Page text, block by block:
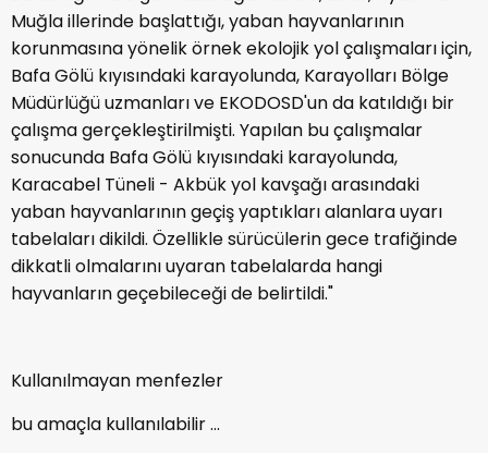
Muğla illerinde başlattığı, yaban hayvanlarının
korunmasına yönelik örnek ekolojik yol çalışmaları için,
Bafa Gölü kıyısındaki karayolunda, Karayolları Bölge
Müdürlüğü uzmanları ve EKODOSD'un da katıldığı bir
çalışma gerçekleştirilmişti. Yapılan bu çalışmalar
sonucunda Bafa Gölü kıyısındaki karayolunda,
Karacabel Tüneli - Akbük yol kavşağı arasındaki
yaban hayvanlarının geçiş yaptıkları alanlara uyarı
tabelaları dikildi. Özellikle sürücülerin gece trafiğinde
dikkatli olmalarını uyaran tabelalarda hangi
hayvanların geçebileceği de belirtildi."
Kullanılmayan menfezler
bu amaçla kullanılabilir ...